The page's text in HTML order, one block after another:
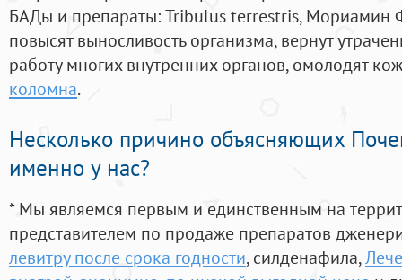
БАДы и препараты:Tribulus terrestris, Мориамин
повысят выносливость организма, вернут
работу многих внутренних органов, омолодят
коломна.
Несколько причино объясняющих
именно у нас?
* Мы являемся первым и единственным на
представителем по продаже препаратов
левитру после срока годности, силденафила,